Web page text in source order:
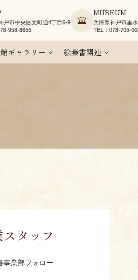
戸市中央区元町通4丁目6-9
958-8655
MUSEUM
兵庫県神戸市垂
TEL：078-705-
ギャラリー 絵葉書関連
タッフ
事業部フォロー